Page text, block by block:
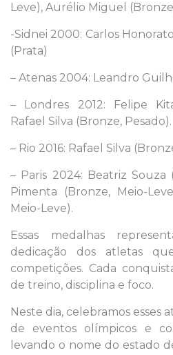
Leve), Aurélio Miguel
-Sidnei 2000: Carlos
(Prata)
– Atenas 2004: Leandro
– Londres 2012: Felipe
Rafael Silva (Bronze, Pesado).
– Rio 2016: Rafael Silva
– Paris 2024: Beatriz Souza
Pimenta (Bronze, Meio-
Meio-Leve).
Essas medalhas
dedicação dos atletas
competições. Cada
de treino, disciplina e foco.
Neste dia, celebramos esses
de eventos olímpicos e
levando o nome do estado